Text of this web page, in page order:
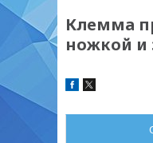
Клемма
ножкой и